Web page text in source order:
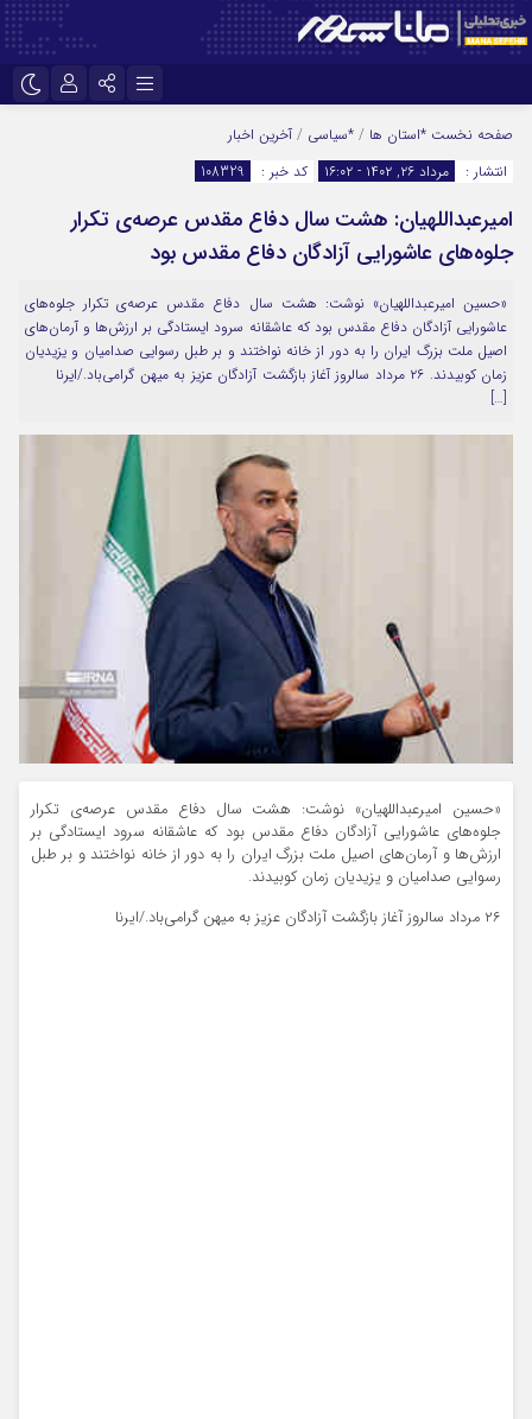
اینستاگرام
سروش
ایتا
آپارات
نام کاربری یا نشانی ایمیل
رمز عبور
مرا به خاطر بسپار
صفحه نخست *استان ها / *سیاسی / آخرین اخبار
انتشار :
مرداد ۲۶, ۱۴۰۲ - ۱۶:۰۲ کد خبر : 108329
امیرعبداللهیان: هشت سال دفاع مقدس عرصه‌ی تکرار
جلوه‌های عاشورایی آزادگان دفاع مقدس بود
«حسین امیرعبداللهیان» نوشت: هشت سال دفاع مقدس عرصه‌ی تکرار جلوه‌های
عاشورایی آزادگان دفاع مقدس بود که عاشقانه سرود ایستادگی بر ارزش‌ها و آرمان‌های
اصیل ملت بزرگ ‎ایران را به دور از خانه نواختند و بر طبل رسوایی صدامیان و یزیدیان
زمان کوبیدند. ۲۶ مرداد سالروز آغاز بازگشت ‎آزادگان عزیز به میهن گرامی‌باد./ایرنا
[…]
«حسین امیرعبداللهیان» نوشت: هشت سال دفاع مقدس عرصه‌ی تکرار
جلوه‌های عاشورایی آزادگان دفاع مقدس بود که عاشقانه سرود ایستادگی بر
ارزش‌ها و آرمان‌های اصیل ملت بزرگ ‎ایران را به دور از خانه نواختند و بر طبل
رسوایی صدامیان و یزیدیان زمان کوبیدند.
۲۶ مرداد سالروز آغاز بازگشت ‎آزادگان عزیز به میهن گرامی‌باد./ایرنا